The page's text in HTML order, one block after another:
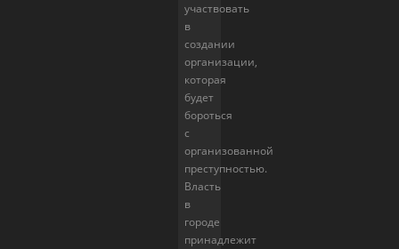
участвовать
в
создании
организации,
которая
будет
бороться
с
организованной
преступностью.
Власть
в
городе
принадлежит